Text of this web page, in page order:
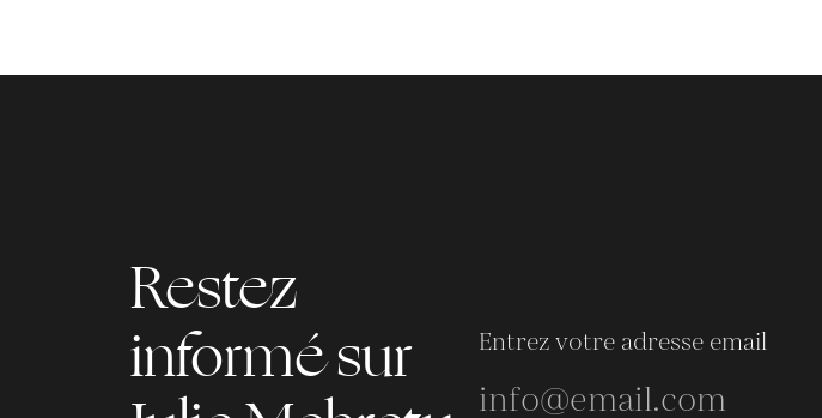
Restez
informé sur Entrez votre adresse email